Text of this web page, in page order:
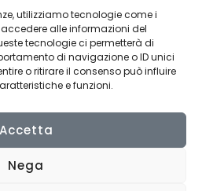
utilizziamo tecnologie come i
alle informazioni del
tecnologie ci permetterà di
di navigazione o ID unici
o ritirare il consenso può influire
e funzioni.
Accetta
Nega
legali
Policy